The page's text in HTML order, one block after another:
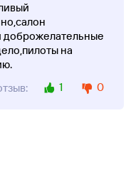
доброжелательные
на
1 0